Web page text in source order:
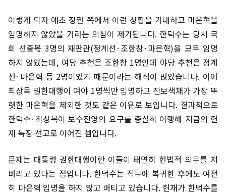
이렇게 되자 애초 정권 쪽에서 이런 상황을 기대하고 마은혁을
임명하지 않았을 거라는 의심이 제기됩니다. 한덕수는 당시 국
회 선출몫 3명의 재판관(정계선·조한창·마은혁)을 모두 임명
하지 않았는데, 여당 추천은 조한창 1명인데 야당 추천은 정계
선·마은혁 등 2명이었기 때문이라는 해석이 많았습니다. 이어
최상목 권한대행이 여야 1명씩만 임명하고 진보색채가 가장 뚜
렷한 마은혁을 제외한 것도 같은 이유로 보입니다. 결과적으로
한덕수·최상목이 보수진영의 요구를 충실히 이행해 지금의 헌
재 늑장 선고로 이어진 셈입니다.
문제는 대통령 권한대행이란 이들이 태연히 헌법적 의무를 저
버리고 있다는 점입니다. 한덕수는 직무에 복귀한 후에도 여전
히 마은혁 임명을 하지 않고 버티고 있습니다. 헌재가 한덕수를